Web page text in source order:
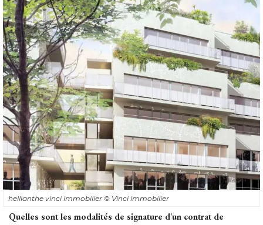
hellianthe vinci immobilier © Vinci immobilier
Quelles sont les modalités de signature d'un contrat de